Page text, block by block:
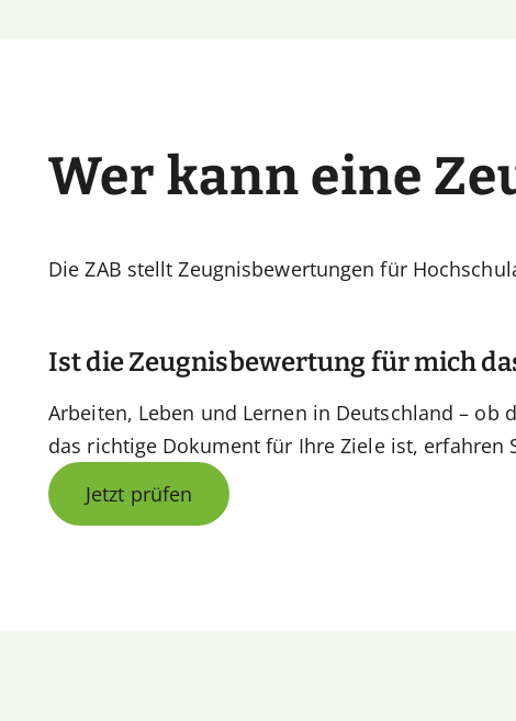
Wer kann eine
Die ZAB stellt Zeugnisbewertungen für
Ist die Zeugnisbewertung für mich
Arbeiten, Leben und Lernen in Deutschland – ob
das richtige Dokument für Ihre Ziele ist, erfahren
Jetzt prüfen